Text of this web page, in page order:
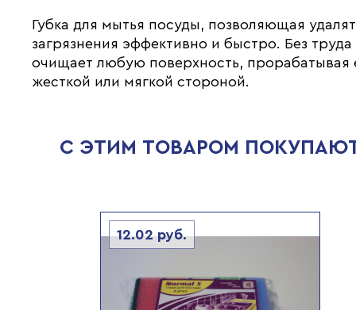
Губка для мытья посуды, позволяющая
загрязнения эффективно и быстро. Без труда
очищает любую поверхность, прорабатывая
жесткой или мягкой стороной.
С ЭТИМ ТОВАРОМ
12.02руб.